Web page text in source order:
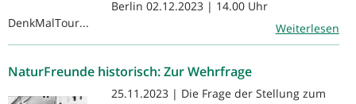
Berlin 02.12.2023 | 14.00 Uhr
DenkMalTour...
Weiterlesen
NaturFreunde historisch: Zur Wehrfrage
25.11.2023 | Die Frage der Stellung zum